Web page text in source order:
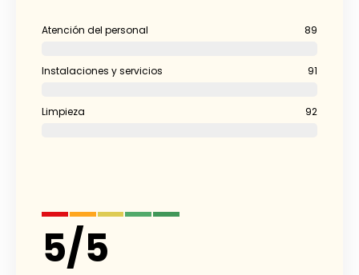
Atención del personal 89
Instalaciones y servicios 91
Limpieza 92
5/5